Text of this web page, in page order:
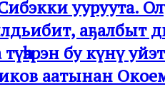
ууруута.
аҕалбыт
бу күнү
аатынан